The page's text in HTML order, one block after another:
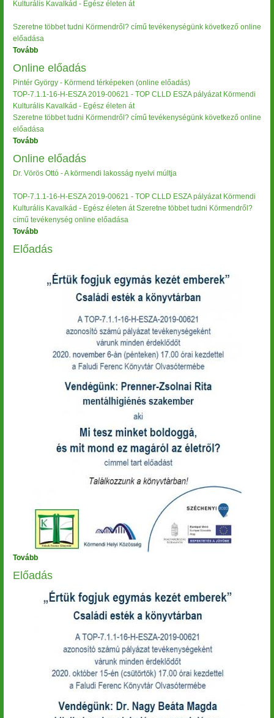
Kulturális Kavalkád - Egész életen át
Szeretne többet tudni Körmendről? című tevékenységünk következő online
előadása
Tovább
előadás
3.)
Online előadás
Pintér György - Körmend térképeken (online előadás)
TOP-7.1.1-16-H-ESZA 2019-00621 - TOP CLLD ESZA pályázat Körmendi
Kulturális Kavalkád - Egész életen át
Szeretne többet tudni Körmendről? című tevékenységünk következő online
előadása
Tovább
előadás)
Online előadás
Dr. Vörös Ottó - A körmendi lakosság nyelvi múltja
TOP-7.1.1-16-H-ESZA 2019-00621 - TOP CLLD ESZA pályázat Körmendi
Kulturális Kavalkád - Egész életen át Szeretne többet tudni Körmendről?
című tevékenység online előadása
Tovább
előadás)
Előadás
Tovább
Előadás